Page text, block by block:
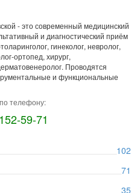
- это современный медицинский
и диагностический приём
гинеколог, невролог,
ортопед, хирург,
Проводятся
и функциональные
телефону:
59-71
102
71
35